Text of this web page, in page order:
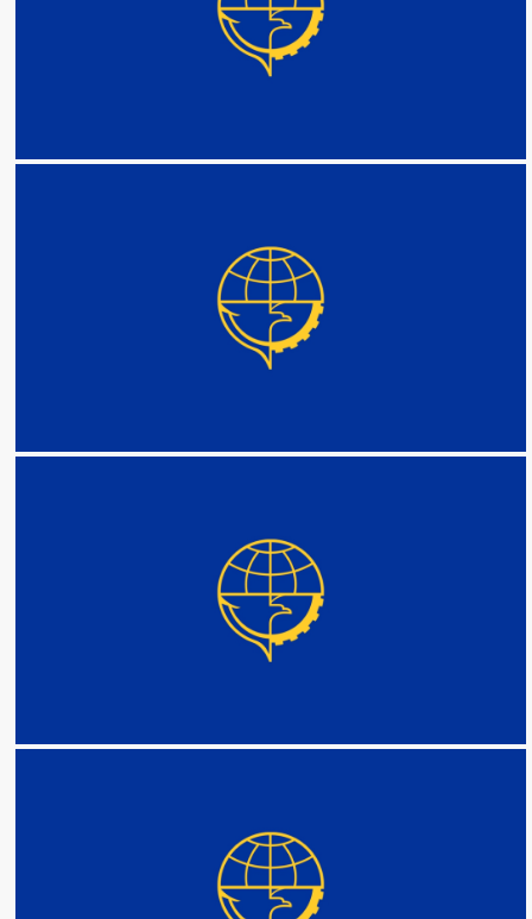
DETAIL
DETAIL
DETAIL